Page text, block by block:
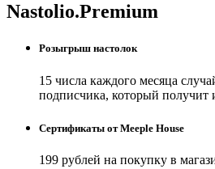
Nastolio.Premium
Розыгрыш настолок
15 числа каждого месяца
подписчика, который получит
Сертификаты от Meeple House
199 рублей на покупку в